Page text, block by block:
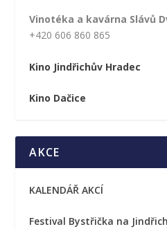
Vinotéka a kavárna Slávů
+420 606 860 865
Kino Jindřichův Hradec
Kino Dačice
AKCE
KALENDÁŘ AKCÍ
Festival Bystřička na